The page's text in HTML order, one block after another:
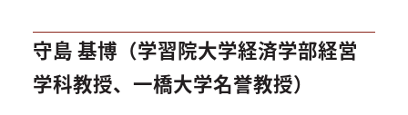
守島 基博（学習院大学経済学部経営
学科教授、一橋大学名誉教授）